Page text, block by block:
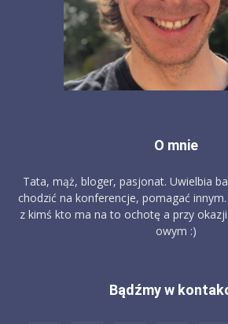
O mnie
Tata, mąż, bloger, pasjonat. Uwielbia
chodzić na konferencje, pomagać
z kimś kto ma na to ochotę a przy
owym :)
Bądźmy w